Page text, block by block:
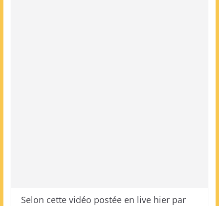
Selon cette vidéo postée en live hier par